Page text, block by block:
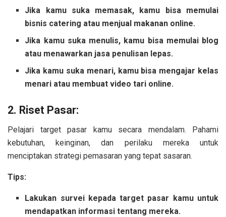
Jika kamu suka memasak, kamu bisa memulai
bisnis catering atau menjual makanan online.
Jika kamu suka menulis, kamu bisa memulai blog
atau menawarkan jasa penulisan lepas.
Jika kamu suka menari, kamu bisa mengajar kelas
menari atau membuat video tari online.
2. Riset Pasar:
Pelajari target pasar kamu secara mendalam. Pahami
kebutuhan, keinginan, dan perilaku mereka untuk
menciptakan strategi pemasaran yang tepat sasaran.
Tips:
Lakukan survei kepada target pasar kamu untuk
mendapatkan informasi tentang mereka.